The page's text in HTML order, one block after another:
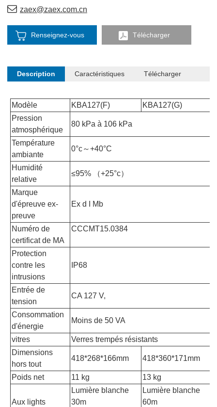
zaex@zaex.com.cn
Renseignez-vous Télécharger
Description Caractéristiques Télécharger
Modèle KBA127(F)
KBA127(G)
Pression
atmosphérique
80 kPa à 106 kPa
Température
ambiante
0°c～+40°C
Humidité
relative
≤95% （+25°c）
Marque
d'épreuve ex-
preuve
Ex d I Mb
Numéro de
certificat de MA
CCCMT15.0384
Protection
contre les
intrusions
IP68
Entrée de
tension
CA 127 V,
Consommation
d'énergie
Moins de 50 VA
vitres
Verres trempés résistants
Dimensions
hors tout
418*268*166mm 418*360*171mm
Poids net 11 kg 13 kg
Aux lights
Lumière blanche
30m
Lumière blanche
60m